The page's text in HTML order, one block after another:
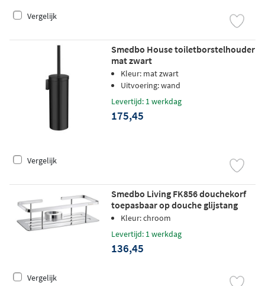
Vergelijk
Smedbo House toiletborstelhouder
mat zwart
Kleur: mat zwart
Uitvoering: wand
Levertijd: 1 werkdag
175,45
Vergelijk
Smedbo Living FK856 douchekorf
toepasbaar op douche glijstang
chroom
Kleur: chroom
Levertijd: 1 werkdag
136,45
Vergelijk